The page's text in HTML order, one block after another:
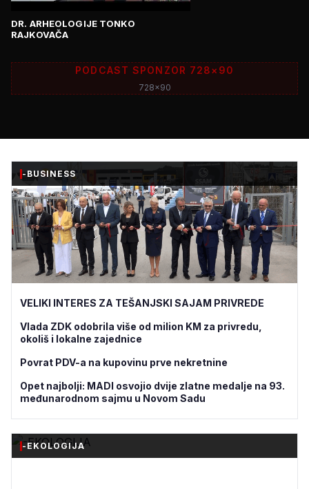
DR. ARHEOLOGIJE TONKO
RAJKOVAČA
PODCAST SPONZOR 728×90
728x90
-BUSINESS
VELIKI INTERES ZA TEŠANJSKI SAJAM PRIVREDE
Vlada ZDK odobrila više od milion KM za privredu,
okoliš i lokalne zajednice
Povrat PDV-a na kupovinu prve nekretnine
Opet najbolji: MADI osvojio dvije zlatne medalje na 93.
međunarodnom sajmu u Novom Sadu
-EKOLOGIJA